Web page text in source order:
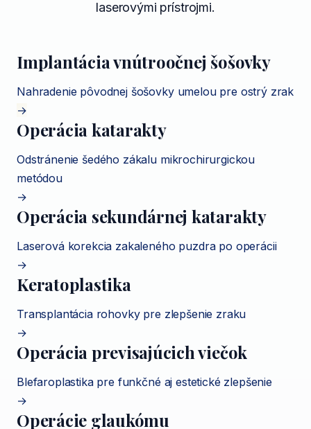
laserovými prístrojmi.
Implantácia vnútroočnej šošovky
Nahradenie pôvodnej šošovky umelou pre ostrý zrak
→
Operácia katarakty
Odstránenie šedého zákalu mikrochirurgickou
metódou
→
Operácia sekundárnej katarakty
Laserová korekcia zakaleného puzdra po operácii
→
Keratoplastika
Transplantácia rohovky pre zlepšenie zraku
→
Operácia previsajúcich viečok
Blefaroplastika pre funkčné aj estetické zlepšenie
→
Operácie glaukómu